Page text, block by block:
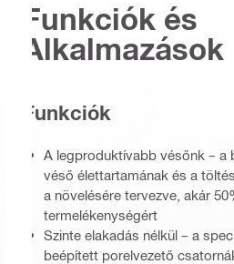
Funkciók és
Alkalmazások
Funkciók
A legproduktívabb vésőnk – a
véső élettartamának és a
a növelésére tervezve, akár
termelékenységért
Szinte elakadás nélkül – a
beépített porelvezető